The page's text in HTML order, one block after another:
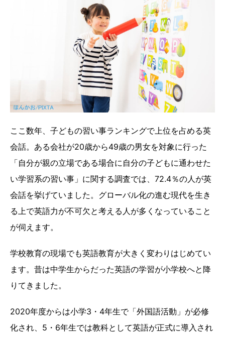
ここ数年、子どもの習い事ランキングで上位を占める英
会話。ある会社が20歳から49歳の男女を対象に行った
「自分が親の立場である場合に自分の子どもに通わせた
い学習系の習い事」に関する調査では、72.4％の人が英
会話を挙げていました。グローバル化の進む現代を生き
る上で英語力が不可欠と考える人が多くなっていること
が伺えます。
学校教育の現場でも英語教育が大きく変わりはじめてい
ます。昔は中学生からだった英語の学習が小学校へと降
りてきました。
2020年度からは小学3・4年生で「外国語活動」が必修
化され、5・6年生では教科として英語が正式に導入され